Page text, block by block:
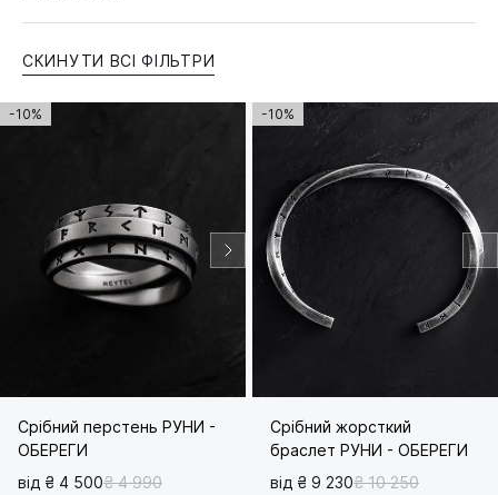
МОЖЛИВІСТЬ ГРАВІЮВАННЯ
СКИНУТИ ВСІ ФІЛЬТРИ
-10%
Срібний перстень РУНИ -
ОБЕРЕГИ
від ₴ 4 500₴ 4 990
-10%
Срібний жорсткий
браслет РУНИ - ОБЕРЕГИ
від ₴ 9 230₴ 10 250